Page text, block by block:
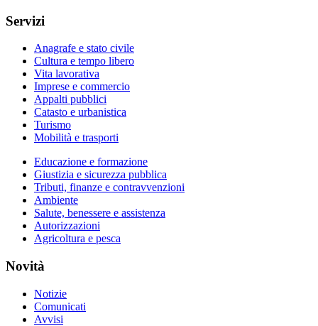
Servizi
Anagrafe e stato civile
Cultura e tempo libero
Vita lavorativa
Imprese e commercio
Appalti pubblici
Catasto e urbanistica
Turismo
Mobilità e trasporti
Educazione e formazione
Giustizia e sicurezza pubblica
Tributi, finanze e contravvenzioni
Ambiente
Salute, benessere e assistenza
Autorizzazioni
Agricoltura e pesca
Novità
Notizie
Comunicati
Avvisi